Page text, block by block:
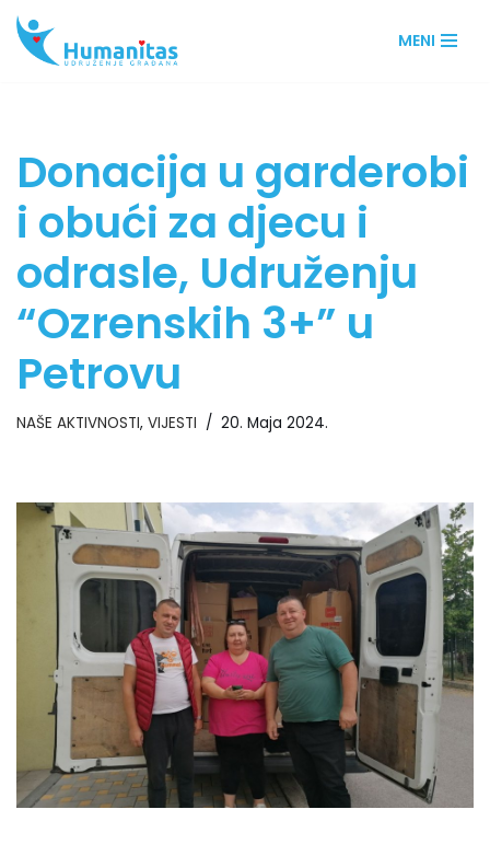
Skip
MENI
Donacija u garderobi
i obući za djecu i
odrasle, Udruženju
“Ozrenskih 3+” u
Petrovu
NAŠE AKTIVNOSTI, VIJESTI 20. Maja 2024.